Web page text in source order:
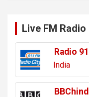
Live FM Radio
Radio
India